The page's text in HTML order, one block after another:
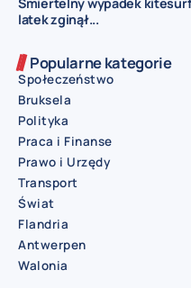
latek zginął...
Popularne kategorie
Społeczeństwo
Bruksela
Polityka
Praca i Finanse
Prawo i Urzędy
Transport
Świat
Flandria
Antwerpen
Walonia